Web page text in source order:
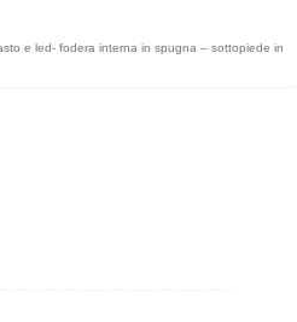
e led- fodera interna in spugna – sottopiede in